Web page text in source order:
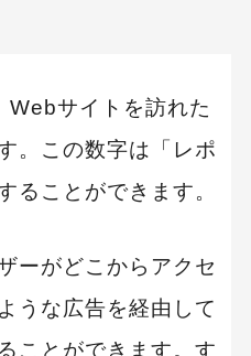
Webサイトを訪れた
。この数字は「レポ
ることができます。
ーがどこからアクセ
うな広告を経由して
ことができます。す